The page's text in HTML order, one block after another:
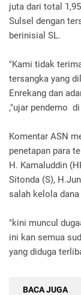
juta dari total
Sulsel dengan
berinisial SL.
"Kami tidak
tersangka yang
Enrekang dan
,"ujar pendemo
Komentar ASN
penetapan para
H. Kamaluddin
Sitonda (S),
salah kelola
"kini muncul
ini kan semua
yang diduga
BACA JUGA